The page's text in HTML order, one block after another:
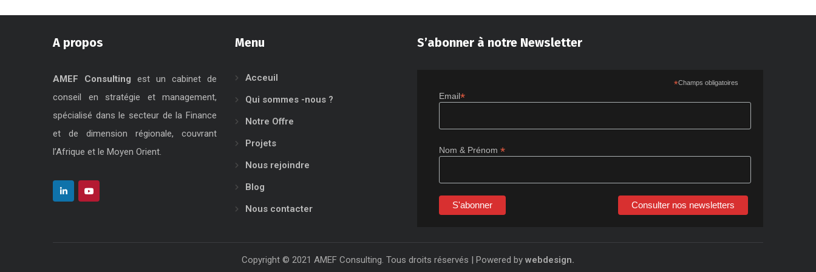
A propos
AMEF Consulting est un cabinet de
conseil en stratégie et management,
spécialisé dans le secteur de la Finance
et de dimension régionale, couvrant
l’Afrique et le Moyen Orient.
Menu
Acceuil
Qui sommes -nous ?
Notre Offre
Projets
Nous rejoindre
Blog
Nous contacter
S’abonner à notre Newsletter
*Champs obligatoires
Email*
Nom & Prénom *
Consulter nos newsletters
Copyright © 2021 AMEF Consulting. Tous droits réservés | Powered by webdesign.